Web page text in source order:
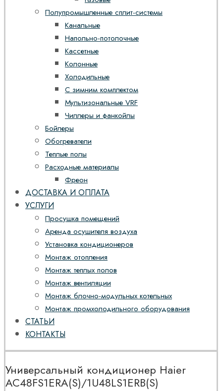
Полупромышленные сплит-системы
Канальные
Напольно-потолочные
Кассетные
Колонные
Холодильные
С зимним комплектом
Мультизональные VRF
Чиллеры и фанкойлы
Бойлеры
Обогреватели
Теплые полы
Расходные материалы
Фреон
ДОСТАВКА И ОПЛАТА
УСЛУГИ
Просушка помещений
Аренда осушителя воздуха
Установка кондиционеров
Монтаж отопления
Монтаж теплых полов
Монтаж вентиляции
Монтаж блочно-модульных котельных
Монтаж промхолодильного оборудования
СТАТЬИ
КОНТАКТЫ
Универсальный кондиционер Haier
AC48FS1ERA(S)/1U48LS1ERB(S)